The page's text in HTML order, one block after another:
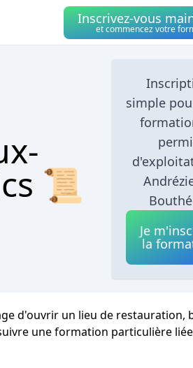
Inscrivez-vous
et commencez votre
📜
simple
Je
la
d'ouvrir un lieu de restauration,
une formation particulière